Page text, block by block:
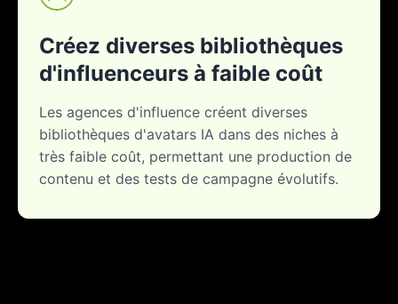
Créez diverses bibliothèques
d'influenceurs à faible coût
Les agences d'influence créent diverses
bibliothèques d'avatars IA dans des niches à
très faible coût, permettant une production de
contenu et des tests de campagne évolutifs.